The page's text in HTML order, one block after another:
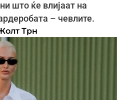
што ќе влијаат на
– чевлите.
Трн